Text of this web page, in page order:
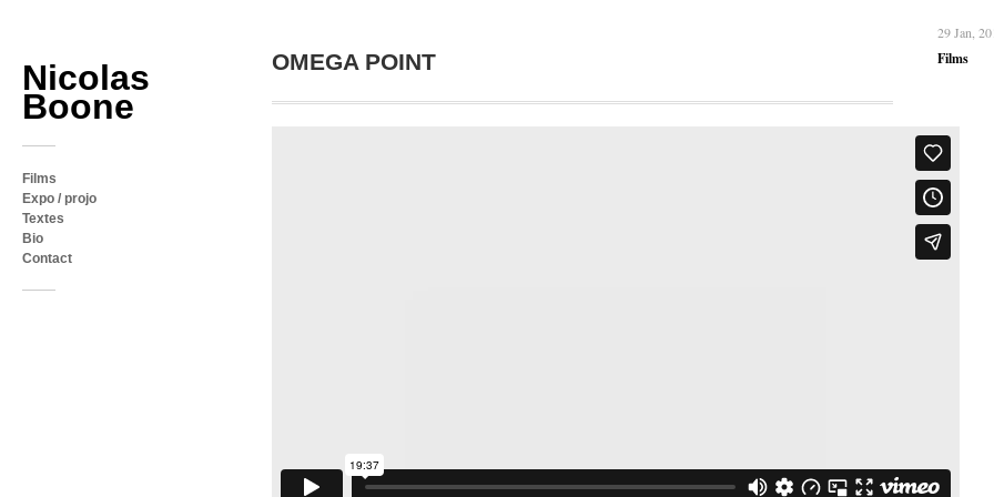
Nicolas
Boone
Films
Expo / projo
Textes
Bio
Contact
29 Jan,
Films
OMEGA POINT